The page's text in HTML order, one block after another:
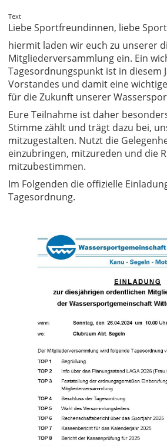
Text
Liebe Sportfreundinnen, liebe
hiermit laden wir euch zu unserer
Mitgliederversammlung ein. Ein
Tagesordnungspunkt ist in diesem
Vorstandes und damit eine
für die Zukunft unserer
Eure Teilnahme ist daher
Stimme zählt und trägt dazu bei,
mitzugestalten. Nutzt die
einzubringen, mitzureden und die
mitzubestimmen.
Im Folgenden die offizielle
Tagesordnung.